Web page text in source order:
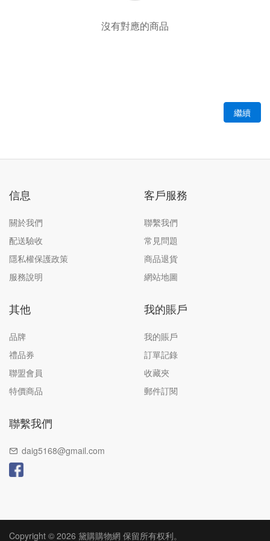
沒有對應的商品
繼續
信息
關於我們
配送驗收
隱私權保護政策
服務說明
客戶服務
聯繫我們
常見問題
商品退貨
網站地圖
其他
品牌
禮品券
聯盟會員
特價商品
我的賬戶
我的賬戶
訂單記錄
收藏夾
郵件訂閱
聯繫我們
daig5168@gmail.com
Copyright © 2026 黛購購物網 保留所有权利。